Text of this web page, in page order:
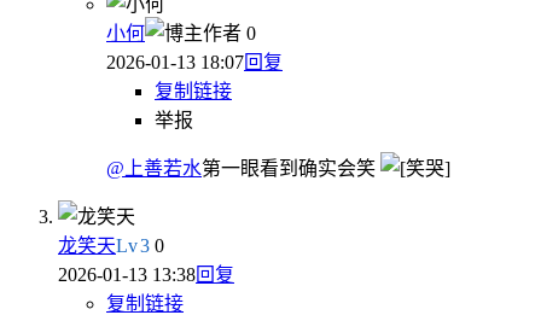
小何 作者 0
2026-01-13 18:07回复
复制链接
举报
@上善若水第一眼看到确实会笑
龙笑天Lv3 0
2026-01-13 13:38回复
复制链接